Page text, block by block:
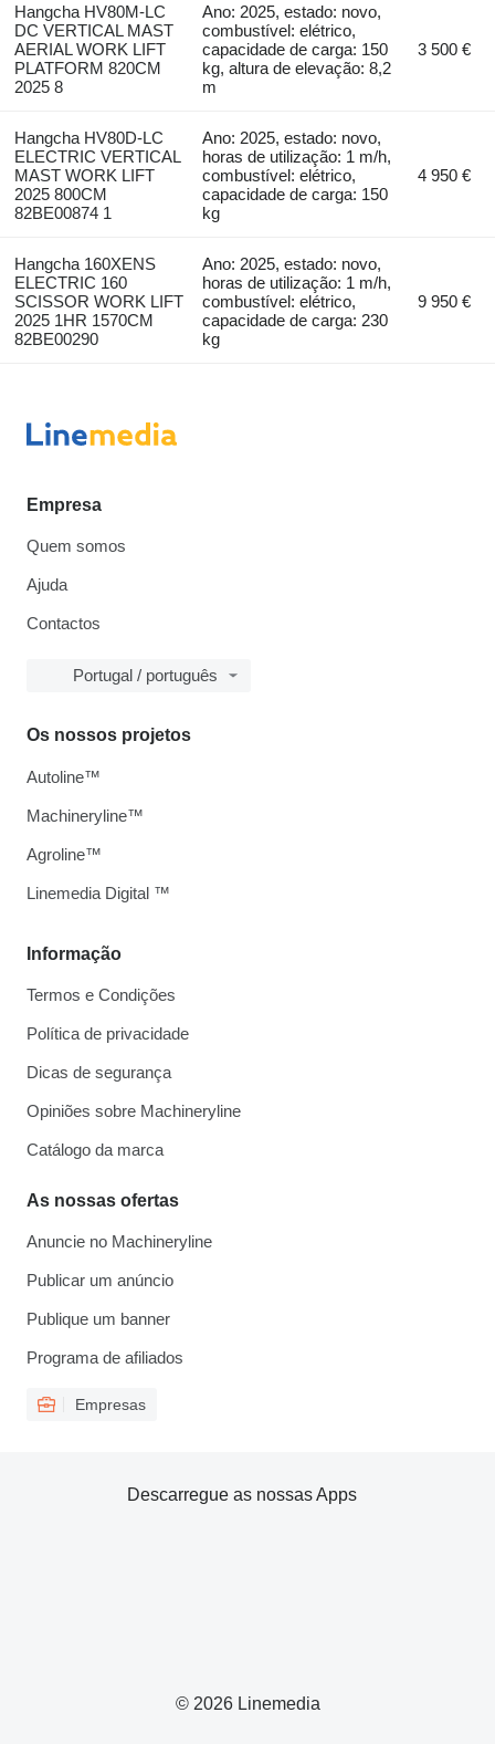
Hangcha HV80M-LC
DC VERTICAL MAST
AERIAL WORK LIFT
PLATFORM 820CM
2025 8
Ano: 2025, estado: novo,
combustível: elétrico,
capacidade de carga: 150
kg, altura de elevação: 8,2
m
3 500 €
Hangcha HV80D-LC
ELECTRIC VERTICAL
MAST WORK LIFT
2025 800CM
82BE00874 1
Ano: 2025, estado: novo,
horas de utilização: 1 m/h,
combustível: elétrico,
capacidade de carga: 150
kg
4 950 €
Hangcha 160XENS
ELECTRIC 160
SCISSOR WORK LIFT
2025 1HR 1570CM
82BE00290
Ano: 2025, estado: novo,
horas de utilização: 1 m/h,
combustível: elétrico,
capacidade de carga: 230
kg
9 950 €
Empresa
Quem somos
Ajuda
Contactos
Portugal / português
Informação
Termos e Condições
Política de privacidade
Dicas de segurança
Opiniões sobre Machineryline
Catálogo da marca
As nossas ofertas
Anuncie no Machineryline
Publicar um anúncio
Publique um banner
Programa de afiliados
Empresas
Os nossos projetos
Autoline™
Machineryline™
Agroline™
Linemedia Digital ™
© 2026 Linemedia
Descarregue as nossas Apps